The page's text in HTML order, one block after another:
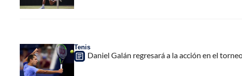
Tenis
Daniel Galán regresará a la acción en el